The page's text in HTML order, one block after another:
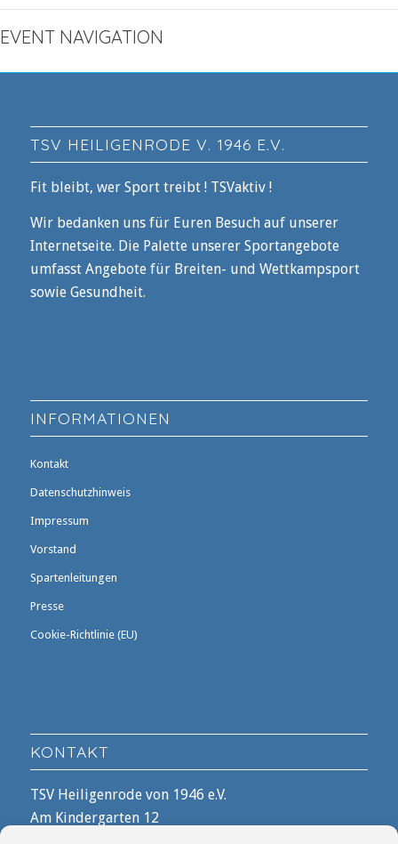
EVENT NAVIGATION
TSV HEILIGENRODE V. 1946 E.V.
Fit bleibt, wer Sport treibt ! TSVaktiv !
Wir bedanken uns für Euren Besuch auf unserer
Internetseite. Die Palette unserer Sportangebote
umfasst Angebote für Breiten- und Wettkampsport
sowie Gesundheit.
INFORMATIONEN
Kontakt
Datenschutzhinweis
Impressum
Vorstand
Spartenleitungen
Presse
Cookie-Richtlinie (EU)
KONTAKT
TSV Heiligenrode von 1946 e.V.
Am Kindergarten 12